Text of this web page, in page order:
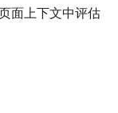
面上下文中评估